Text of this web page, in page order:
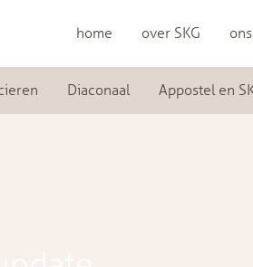
home over SKG
Diaconaal Appostel en